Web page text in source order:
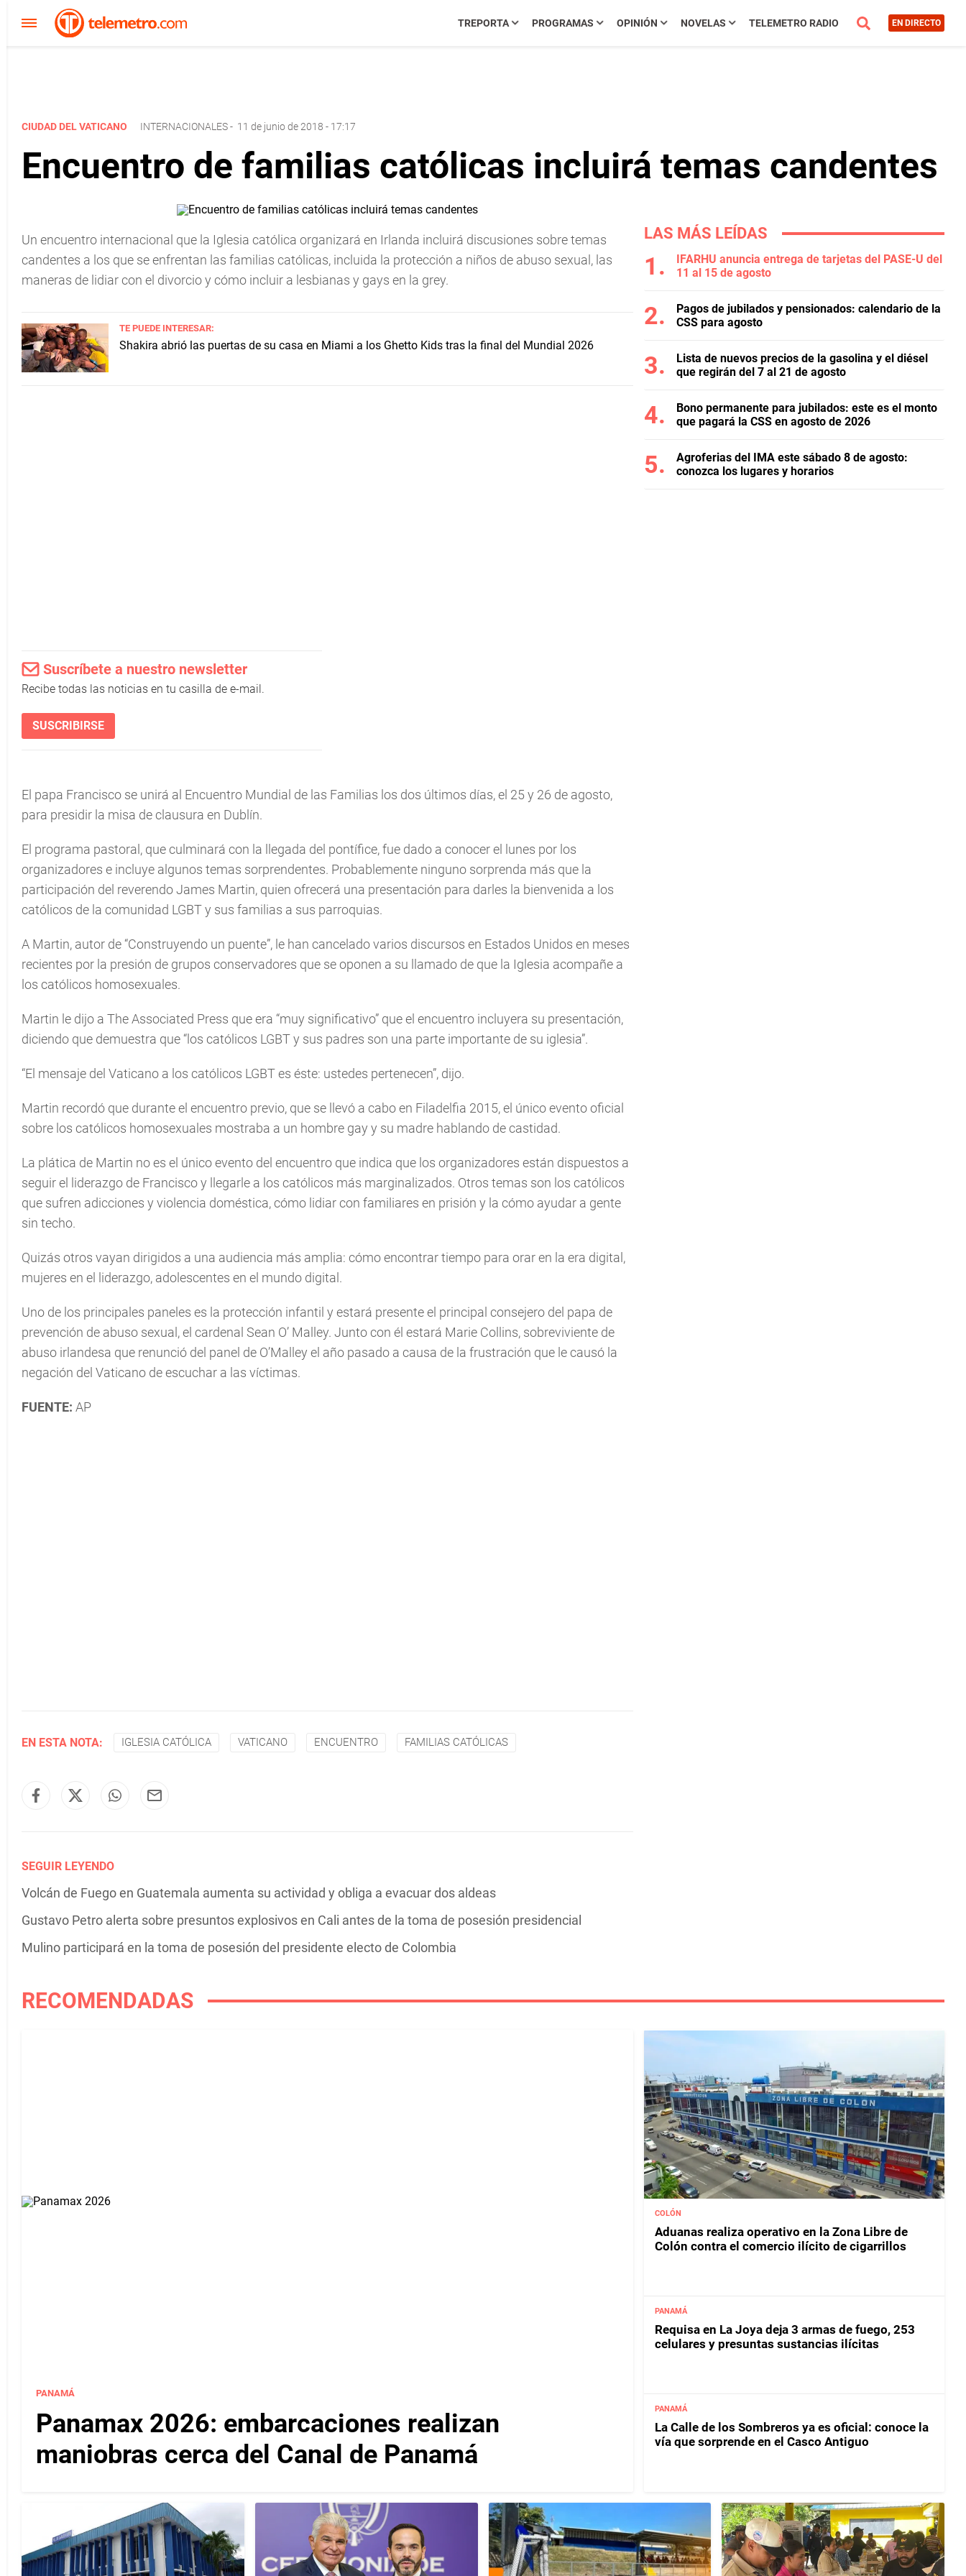
TREPORTA PROGRAMAS OPINIÓN NOVELAS TELEMETRO RADIO EN DIRECTO
CIUDAD DEL VATICANO INTERNACIONALES- 11 de junio de 2018 - 17:17
Encuentro de familias católicas incluirá temas candentes
Un encuentro internacional que la Iglesia católica organizará en Irlanda incluirá discusiones sobre temas
candentes a los que se enfrentan las familias católicas, incluida la protección a niños de abuso sexual, las
maneras de lidiar con el divorcio y cómo incluir a lesbianas y gays en la grey.
TE PUEDE INTERESAR:
Shakira abrió las puertas de su casa en Miami a los Ghetto Kids tras la final del Mundial 2026
Suscríbete a nuestro newsletter
Recibe todas las noticias en tu casilla de e-mail.
SUSCRIBIRSE
El papa Francisco se unirá al Encuentro Mundial de las Familias los dos últimos días, el 25 y 26 de agosto,
para presidir la misa de clausura en Dublín.
El programa pastoral, que culminará con la llegada del pontífice, fue dado a conocer el lunes por los
organizadores e incluye algunos temas sorprendentes. Probablemente ninguno sorprenda más que la
participación del reverendo James Martin, quien ofrecerá una presentación para darles la bienvenida a los
católicos de la comunidad LGBT y sus familias a sus parroquias.
A Martin, autor de “Construyendo un puente”, le han cancelado varios discursos en Estados Unidos en meses
recientes por la presión de grupos conservadores que se oponen a su llamado de que la Iglesia acompañe a
los católicos homosexuales.
Martin le dijo a The Associated Press que era “muy significativo” que el encuentro incluyera su presentación,
diciendo que demuestra que “los católicos LGBT y sus padres son una parte importante de su iglesia”.
“El mensaje del Vaticano a los católicos LGBT es éste: ustedes pertenecen”, dijo.
Martin recordó que durante el encuentro previo, que se llevó a cabo en Filadelfia 2015, el único evento oficial
sobre los católicos homosexuales mostraba a un hombre gay y su madre hablando de castidad.
La plática de Martin no es el único evento del encuentro que indica que los organizadores están dispuestos a
seguir el liderazgo de Francisco y llegarle a los católicos más marginalizados. Otros temas son los católicos
que sufren adicciones y violencia doméstica, cómo lidiar con familiares en prisión y la cómo ayudar a gente
sin techo.
Quizás otros vayan dirigidos a una audiencia más amplia: cómo encontrar tiempo para orar en la era digital,
mujeres en el liderazgo, adolescentes en el mundo digital.
Uno de los principales paneles es la protección infantil y estará presente el principal consejero del papa de
prevención de abuso sexual, el cardenal Sean O’ Malley. Junto con él estará Marie Collins, sobreviviente de
abuso irlandesa que renunció del panel de O’Malley el año pasado a causa de la frustración que le causó la
negación del Vaticano de escuchar a las víctimas.
FUENTE: AP
EN ESTA NOTA: IGLESIA CATÓLICA VATICANO ENCUENTRO FAMILIAS CATÓLICAS
SEGUIR LEYENDO
Volcán de Fuego en Guatemala aumenta su actividad y obliga a evacuar dos aldeas
Gustavo Petro alerta sobre presuntos explosivos en Cali antes de la toma de posesión presidencial
Mulino participará en la toma de posesión del presidente electo de Colombia
LAS MÁS LEÍDAS
IFARHU anuncia entrega de tarjetas del PASE-U del
11 al 15 de agosto
Pagos de jubilados y pensionados: calendario de la
CSS para agosto
Lista de nuevos precios de la gasolina y el diésel
que regirán del 7 al 21 de agosto
Bono permanente para jubilados: este es el monto
que pagará la CSS en agosto de 2026
Agroferias del IMA este sábado 8 de agosto:
conozca los lugares y horarios
RECOMENDADAS
PANAMÁ
Panamax 2026: embarcaciones realizan
maniobras cerca del Canal de Panamá
COLÓN
Aduanas realiza operativo en la Zona Libre de
Colón contra el comercio ilícito de cigarrillos
PANAMÁ
Requisa en La Joya deja 3 armas de fuego, 253
celulares y presuntas sustancias ilícitas
PANAMÁ
La Calle de los Sombreros ya es oficial: conoce la
vía que sorprende en el Casco Antiguo